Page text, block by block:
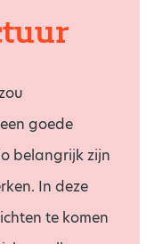
goede
belangrijk zijn
In deze
te komen